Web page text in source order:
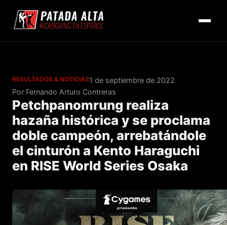
RESULTADOS & NOTICIAS1 de septiembre de 2022
Por Fernando Arturo Contreras
Petchpanomrung realiza
hazaña histórica y se proclama
doble campeón, arrebatándole
el cinturón a Kento Haraguchi
en RISE World Series Osaka